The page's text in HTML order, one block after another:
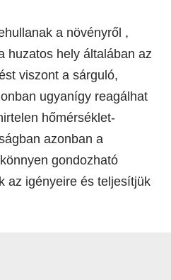
a növényről ,
huzatos hely általában az
viszont a sárguló,
ugyanígy reagálhat
hőmérséklet-
azonban a
gondozható
az igényeire és teljesítjük